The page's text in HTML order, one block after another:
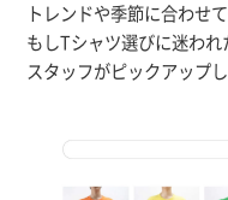
トレンドや季節に合わせ
もしTシャツ選びに迷わ
スタッフがピックアップ